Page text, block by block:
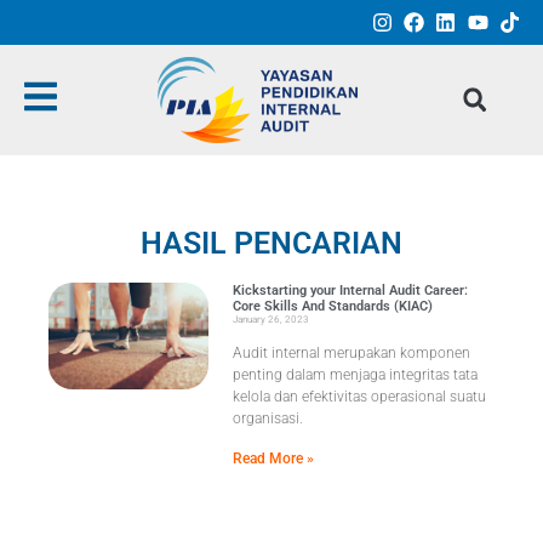
HASIL PENCARIAN
Kickstarting your Internal Audit Career:
Core Skills And Standards (KIAC)
January 26, 2023
Audit internal merupakan komponen
penting dalam menjaga integritas tata
kelola dan efektivitas operasional suatu
organisasi.
Read More »